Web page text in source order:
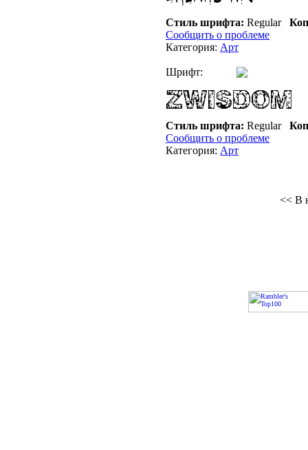
Стиль шрифта: Regular
Сообщить о проблеме
Категория: Арт
Шрифт:
Стиль шрифта: Regular
Сообщить о проблеме
Категория: Арт
<< В